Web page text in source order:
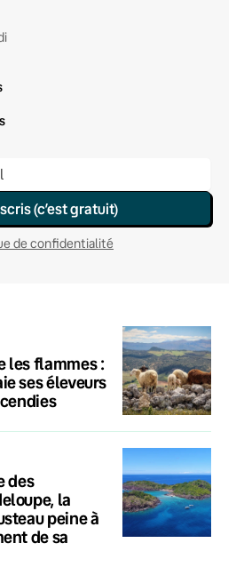
Je m’inscris
(c’est gratuit)
de confidentialité
les flammes :
ses éleveurs
des
la
peine à
de sa